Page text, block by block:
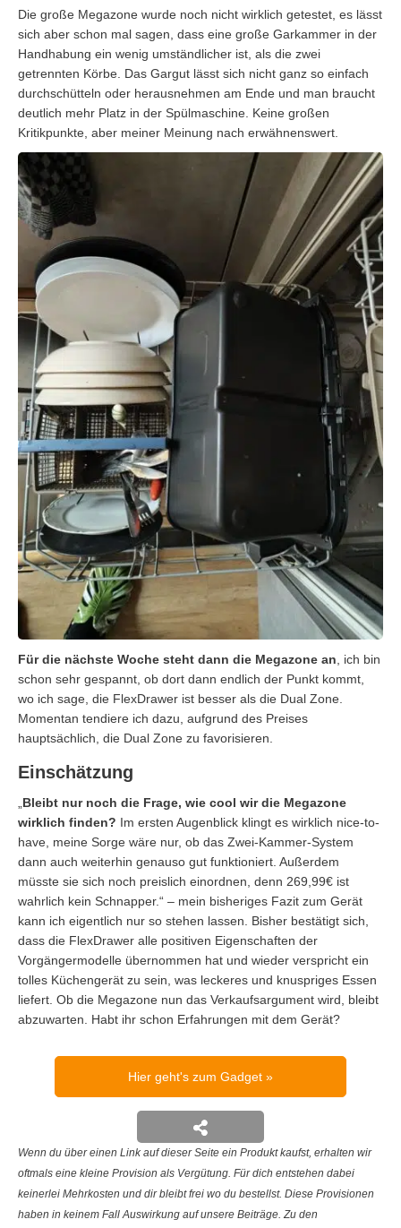
Die große Megazone wurde noch nicht wirklich getestet, es lässt
sich aber schon mal sagen, dass eine große Garkammer in der
Handhabung ein wenig umständlicher ist, als die zwei
getrennten Körbe. Das Gargut lässt sich nicht ganz so einfach
durchschütteln oder herausnehmen am Ende und man braucht
deutlich mehr Platz in der Spülmaschine. Keine großen
Kritikpunkte, aber meiner Meinung nach erwähnenswert.
Für die nächste Woche steht dann die Megazone an , ich bin
schon sehr gespannt, ob dort dann endlich der Punkt kommt,
wo ich sage, die FlexDrawer ist besser als die Dual Zone.
Momentan tendiere ich dazu, aufgrund des Preises
hauptsächlich, die Dual Zone zu favorisieren.
Einschätzung
Bleibt nur noch die Frage, wie cool wir die Megazone
wirklich finden? Im ersten Augenblick klingt es wirklich nice-to-
have, meine Sorge wäre nur, ob das Zwei-Kammer-System
dann auch weiterhin genauso gut funktioniert. Außerdem
müsste sie sich noch preislich einordnen, denn 269,99€ ist
wahrlich kein Schnapper.“ – mein bisheriges Fazit zum Gerät
kann ich eigentlich nur so stehen lassen. Bisher bestätigt sich,
dass die FlexDrawer alle positiven Eigenschaften der
Vorgängermodelle übernommen hat und wieder verspricht ein
tolles Küchengerät zu sein, was leckeres und knuspriges Essen
liefert. Ob die Megazone nun das Verkaufsargument wird, bleibt
abzuwarten. Habt ihr schon Erfahrungen mit dem Gerät?
Hier geht's zum Gadget
Wenn du über einen Link auf dieser Seite ein Produkt kaufst, erhalten wir
oftmals eine kleine Provision als Vergütung. Für dich entstehen dabei
keinerlei Mehrkosten und dir bleibt frei wo du bestellst. Diese Provisionen
haben in keinem Fall Auswirkung auf unsere Beiträge. Zu den